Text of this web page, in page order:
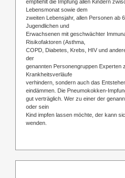
empfiehlt die Impfung allen Kindern
Lebensmonat sowie dem
zweiten Lebensjahr, allen Personen ab
Jugendlichen und
Erwachsenen mit geschwächter
Risikofaktoren (Asthma,
COPD, Diabetes, Krebs, HIV und
der
genannten Personengruppen Experten
Krankheitsverläufe
verhindern, sondern auch das
eindämmen. Die Pneumokokken-
gut verträglich. Wer zu einer der
oder sein
Kind impfen lassen möchte, der kann
wenden.